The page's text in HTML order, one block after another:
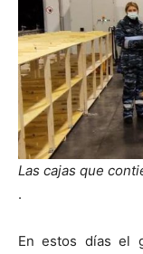
Las cajas que
.
En estos días el